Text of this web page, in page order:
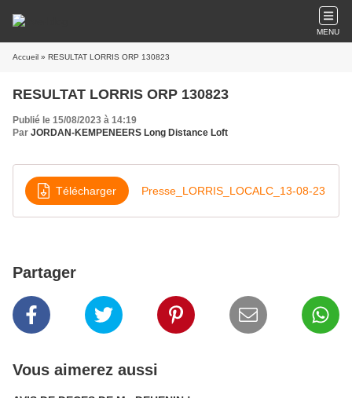
MENU
Accueil » RESULTAT LORRIS ORP 130823
RESULTAT LORRIS ORP 130823
Publié le 15/08/2023 à 14:19
Par JORDAN-KEMPENEERS Long Distance Loft
Télécharger Presse_LORRIS_LOCALC_13-08-23
Partager
Vous aimerez aussi